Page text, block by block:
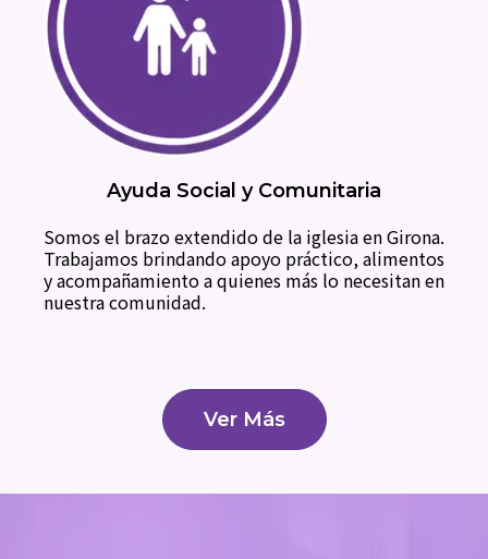
Ayuda Social y Comunitaria
Somos el brazo extendido de la iglesia en Girona.
Trabajamos brindando apoyo práctico, alimentos
y acompañamiento a quienes más lo necesitan en
nuestra comunidad.
Ver Más